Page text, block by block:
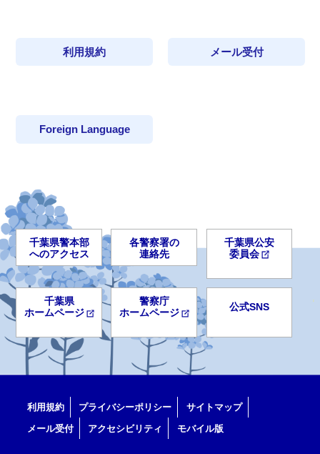
利用規約 メール受付
Foreign Language
千葉県警本部
へのアクセス
各警察署の
連絡先
千葉県公安
委員会
千葉県
ホームページ
警察庁
ホームページ
公式SNS
利用規約 プライバシーポリシー
サイトマップ
メール受付
アクセシビリティ モバイル版